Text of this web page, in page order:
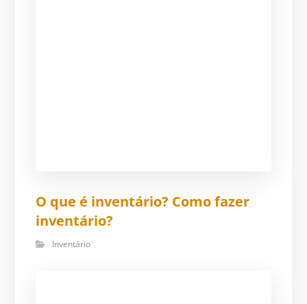
O que é inventário? Como fazer
inventário?
Inventário